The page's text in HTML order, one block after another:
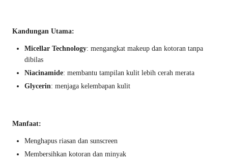
Kandungan Utama:
Micellar Technology: mengangkat makeup dan kotoran tanpa
dibilas
Niacinamide: membantu tampilan kulit lebih cerah merata
Glycerin: menjaga kelembapan kulit
Manfaat:
Menghapus riasan dan sunscreen
Membersihkan kotoran dan minyak